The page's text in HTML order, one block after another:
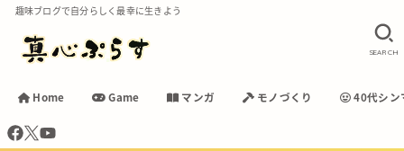
趣味ブログで自分らしく最幸に生きよう
Home Game マンガ モノづくり 40代シン
SEARCH